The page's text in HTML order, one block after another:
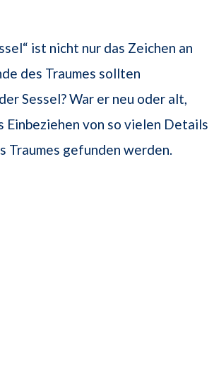
ist nicht nur das Zeichen an
des Traumes sollten
Sessel? War er neu oder alt,
Einbeziehen von so vielen Details
Traumes gefunden werden.